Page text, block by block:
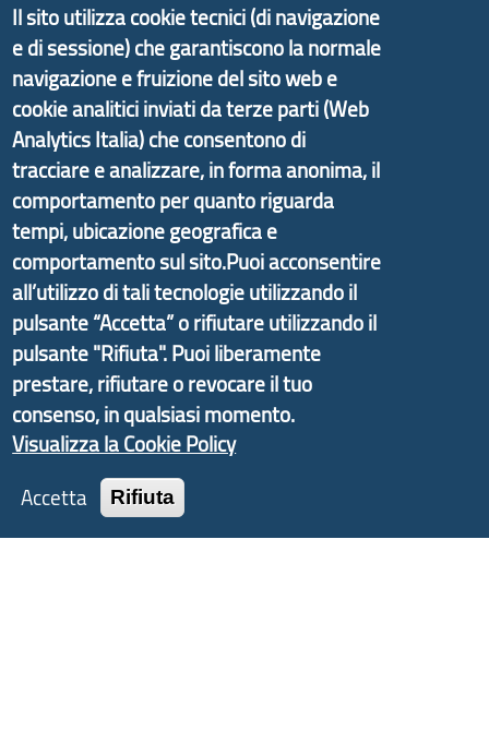
Il portale di marketing territoriale e sviluppo locale
di Genova Città Metropolitana si è sviluppato a
partire dal progetto nazionale Aree Interne
promosso dal Dipartimento per lo Sviluppo
Economico e finalizzato al rilancio socio-economico
delle valli dell’entroterra. In particolare fornisce
informazioni ed aggiornamenti sullaStrategia
d'Area Antola-Tigullio, in collaborazione con Regione
Liguria ed ANCI Liguria.
Copyright © 2017 Città metropolitana di Genova |
CF: 80007350103
Tecnologie e Accessibilità
Il sito utilizza cookie tecnici (di navigazione
e di sessione) che garantiscono la normale
navigazione e fruizione del sito web e
cookie analitici inviati da terze parti (Web
Analytics Italia) che consentono di
tracciare e analizzare, in forma anonima, il
comportamento per quanto riguarda
tempi, ubicazione geografica e
comportamento sul sito.Puoi acconsentire
all’utilizzo di tali tecnologie utilizzando il
pulsante “Accetta” o rifiutare utilizzando il
pulsante "Rifiuta". Puoi liberamente
prestare, rifiutare o revocare il tuo
consenso, in qualsiasi momento.
Visualizza la Cookie Policy
Accetta
Rifiuta